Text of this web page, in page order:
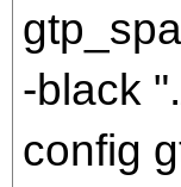
-black
config